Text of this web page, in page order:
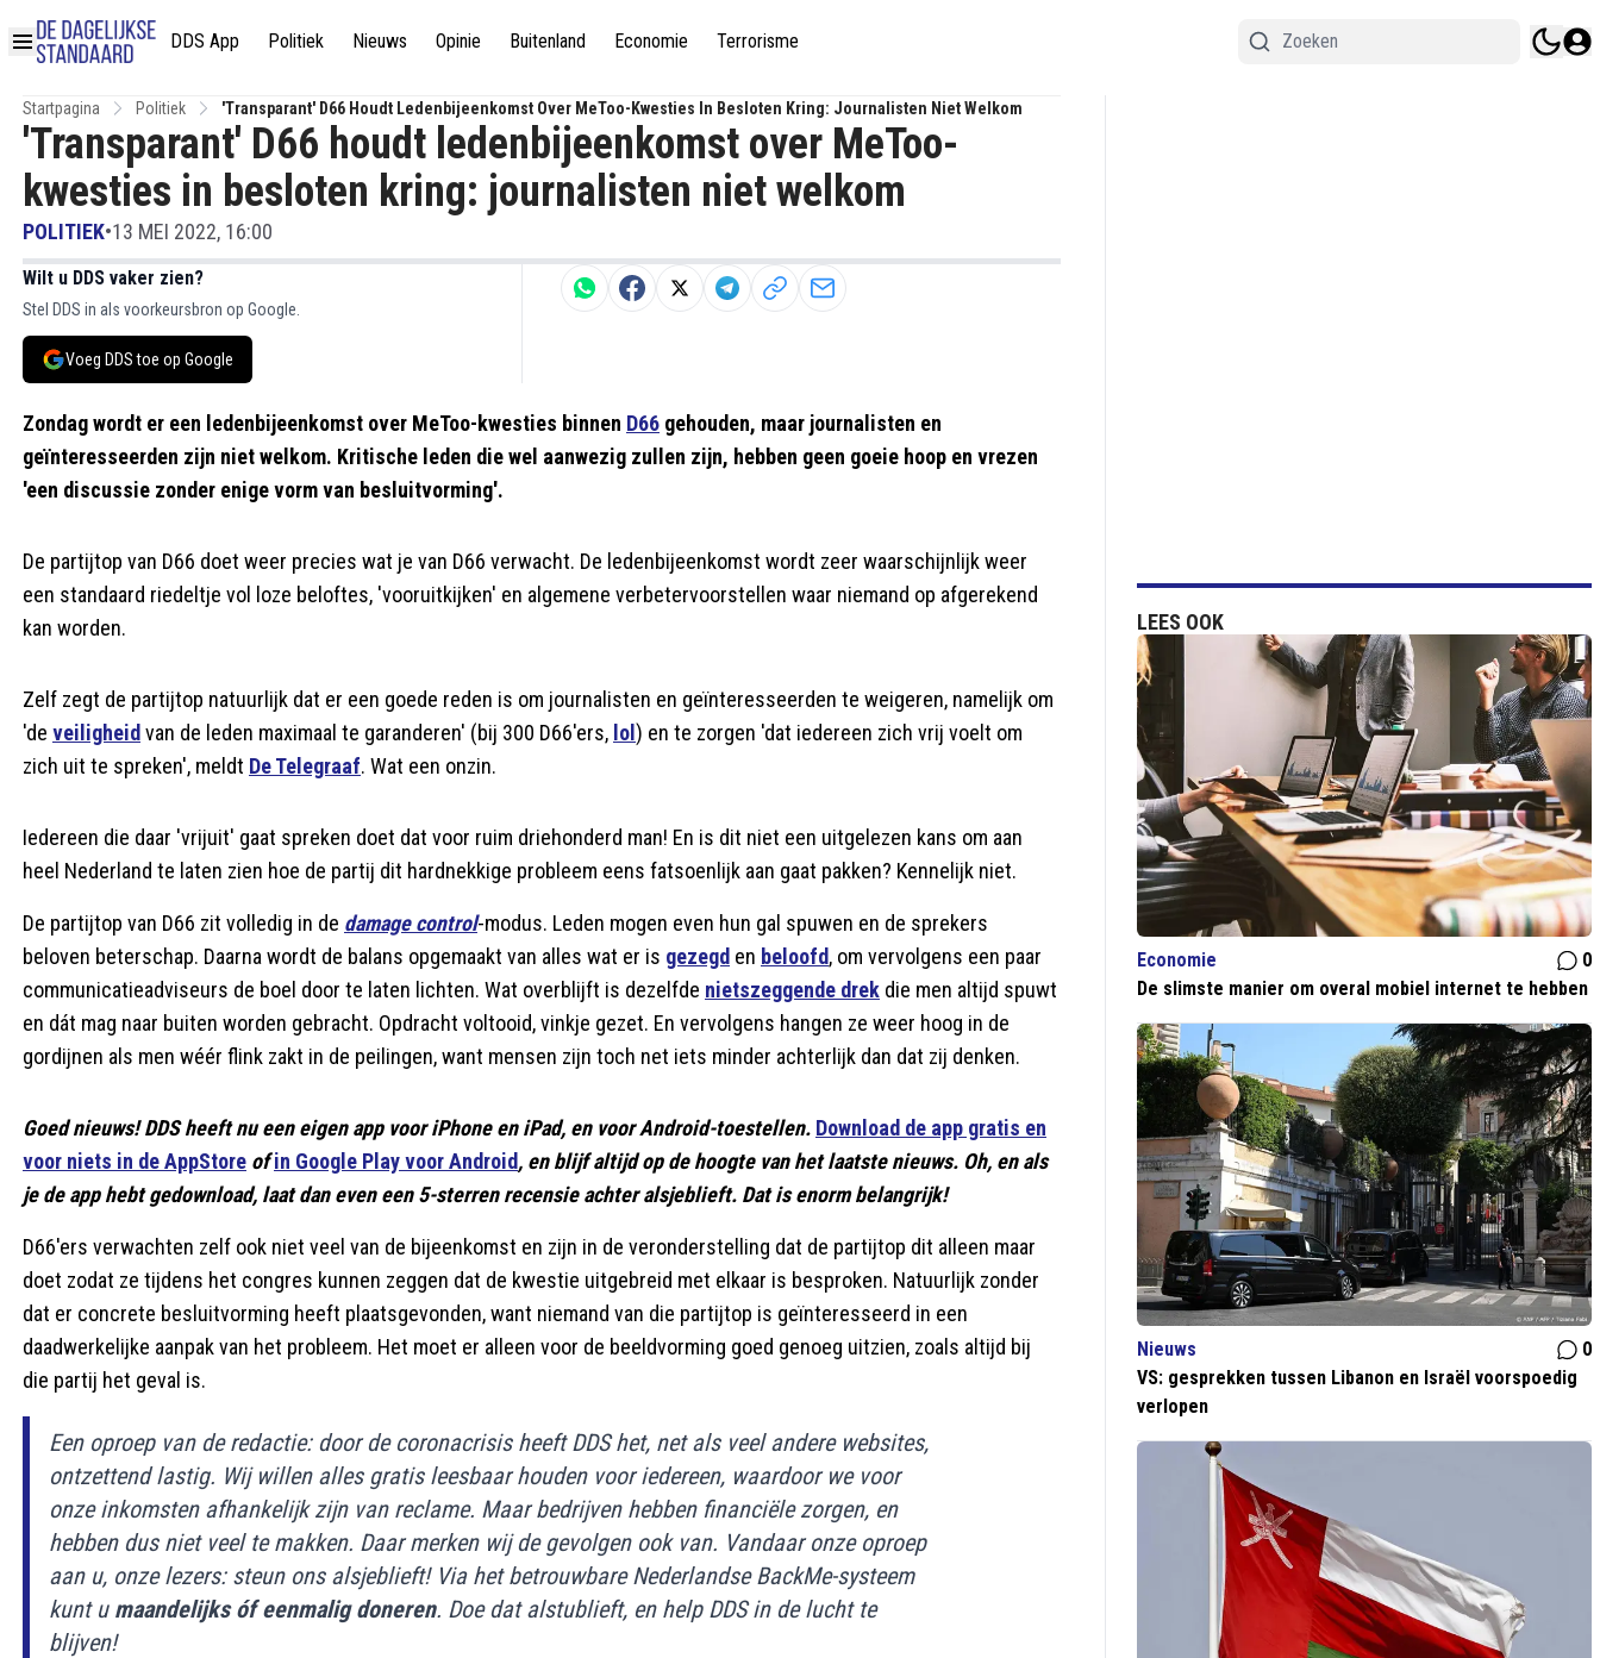
DDS App Politiek Nieuws Opinie Buitenland Economie Terrorisme
Startpagina Politiek 'Transparant' D66 Houdt Ledenbijeenkomst Over MeToo-Kwesties In Besloten Kring: Journalisten Niet Welkom
'Transparant' D66 houdt ledenbijeenkomst over MeToo-
kwesties in besloten kring: journalisten niet welkom
POLITIEK•13 MEI 2022, 16:00
Wilt u DDS vaker zien?
Stel DDS in als voorkeursbron op Google.
Voeg DDS toe op Google
Zondag wordt er een ledenbijeenkomst over MeToo-kwesties binnen D66 gehouden, maar journalisten en
geïnteresseerden zijn niet welkom. Kritische leden die wel aanwezig zullen zijn, hebben geen goeie hoop en vrezen
'een discussie zonder enige vorm van besluitvorming'.
De partijtop van D66 doet weer precies wat je van D66 verwacht. De ledenbijeenkomst wordt zeer waarschijnlijk weer
een standaard riedeltje vol loze beloftes, 'vooruitkijken' en algemene verbetervoorstellen waar niemand op afgerekend
kan worden.
Zelf zegt de partijtop natuurlijk dat er een goede reden is om journalisten en geïnteresseerden te weigeren, namelijk om
'de veiligheid van de leden maximaal te garanderen' (bij 300 D66'ers, lol ) en te zorgen 'dat iedereen zich vrij voelt om
zich uit te spreken', meldt De Telegraaf. Wat een onzin.
Iedereen die daar 'vrijuit' gaat spreken doet dat voor ruim driehonderd man! En is dit niet een uitgelezen kans om aan
heel Nederland te laten zien hoe de partij dit hardnekkige probleem eens fatsoenlijk aan gaat pakken? Kennelijk niet.
De partijtop van D66 zit volledig in de damage control-modus. Leden mogen even hun gal spuwen en de sprekers
beloven beterschap. Daarna wordt de balans opgemaakt van alles wat er is gezegd en beloofd, om vervolgens een paar
communicatieadviseurs de boel door te laten lichten. Wat overblijft is dezelfde nietszeggende drek die men altijd spuwt
en dát mag naar buiten worden gebracht. Opdracht voltooid, vinkje gezet. En vervolgens hangen ze weer hoog in de
gordijnen als men wéér flink zakt in de peilingen, want mensen zijn toch net iets minder achterlijk dan dat zij denken.
Goed nieuws! DDS heeft nu een eigen app voor iPhone en iPad, en voor Android-toestellen. Download de app gratis en
voor niets in de AppStore ofin Google Play voor Android, en blijf altijd op de hoogte van het laatste nieuws. Oh, en als
je de app hebt gedownload, laat dan even een 5-sterren recensie achter alsjeblieft. Dat is enorm belangrijk!
D66'ers verwachten zelf ook niet veel van de bijeenkomst en zijn in de veronderstelling dat de partijtop dit alleen maar
doet zodat ze tijdens het congres kunnen zeggen dat de kwestie uitgebreid met elkaar is besproken. Natuurlijk zonder
dat er concrete besluitvorming heeft plaatsgevonden, want niemand van die partijtop is geïnteresseerd in een
daadwerkelijke aanpak van het probleem. Het moet er alleen voor de beeldvorming goed genoeg uitzien, zoals altijd bij
die partij het geval is.
Een oproep van de redactie: door de coronacrisis heeft DDS het, net als veel andere websites,
ontzettend lastig. Wij willen alles gratis leesbaar houden voor iedereen, waardoor we voor
onze inkomsten afhankelijk zijn van reclame. Maar bedrijven hebben financiële zorgen, en
hebben dus niet veel te makken. Daar merken wij de gevolgen ook van. Vandaar onze oproep
aan u, onze lezers: steun ons alsjeblieft! Via het betrouwbare Nederlandse BackMe-systeem
kunt u maandelijks óf eenmalig doneren. Doe dat alstublieft, en help DDS in de lucht te
blijven!
LEES OOK
Economie
0
De slimste manier om overal mobiel internet te hebben
Nieuws
0
VS: gesprekken tussen Libanon en Israël voorspoedig
verlopen